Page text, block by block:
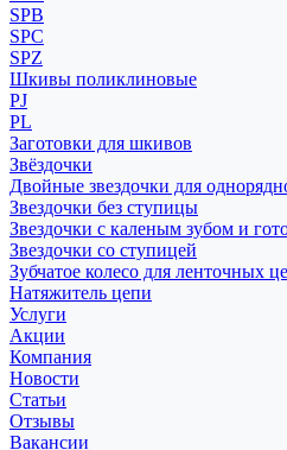
SPB
SPC
SPZ
Шкивы поликлиновые
PJ
PL
Заготовки для шкивов
Звёздочки
Двойные звездочки для
Звездочки без ступицы
Звездочки с каленым зубом и
Звездочки со ступицей
Зубчатое колесо для ленточных
Натяжитель цепи
Услуги
Акции
Компания
Новости
Статьи
Отзывы
Вакансии